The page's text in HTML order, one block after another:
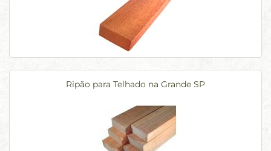
Ripão para Telhado na Grande SP